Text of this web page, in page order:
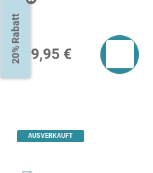
72 cm)
39,95 €
AUSVERKAUFT
20% Rabatt